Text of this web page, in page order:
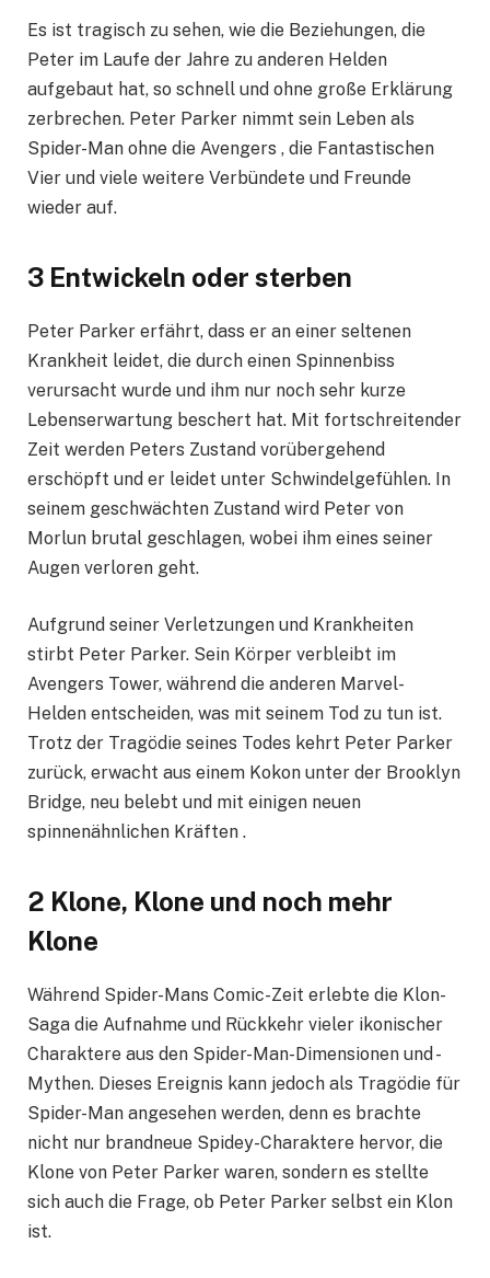
Es ist tragisch zu sehen, wie die Beziehungen, die
Peter im Laufe der Jahre zu anderen Helden
aufgebaut hat, so schnell und ohne große Erklärung
zerbrechen. Peter Parker nimmt sein Leben als
Spider-Man ohne die Avengers , die Fantastischen
Vier und viele weitere Verbündete und Freunde
wieder auf.
3 Entwickeln oder sterben
Peter Parker erfährt, dass er an einer seltenen
Krankheit leidet, die durch einen Spinnenbiss
verursacht wurde und ihm nur noch sehr kurze
Lebenserwartung beschert hat. Mit fortschreitender
Zeit werden Peters Zustand vorübergehend
erschöpft und er leidet unter Schwindelgefühlen. In
seinem geschwächten Zustand wird Peter von
Morlun brutal geschlagen, wobei ihm eines seiner
Augen verloren geht.
Aufgrund seiner Verletzungen und Krankheiten
stirbt Peter Parker. Sein Körper verbleibt im
Avengers Tower, während die anderen Marvel-
Helden entscheiden, was mit seinem Tod zu tun ist.
Trotz der Tragödie seines Todes kehrt Peter Parker
zurück, erwacht aus einem Kokon unter der Brooklyn
Bridge, neu belebt und mit einigen neuen
spinnenähnlichen Kräften .
2 Klone, Klone und noch mehr
Klone
Während Spider-Mans Comic-Zeit erlebte die Klon-
Saga die Aufnahme und Rückkehr vieler ikonischer
Charaktere aus den Spider-Man-Dimensionen und -
Mythen. Dieses Ereignis kann jedoch als Tragödie für
Spider-Man angesehen werden, denn es brachte
nicht nur brandneue Spidey-Charaktere hervor, die
Klone von Peter Parker waren, sondern es stellte
sich auch die Frage, ob Peter Parker selbst ein Klon
ist.